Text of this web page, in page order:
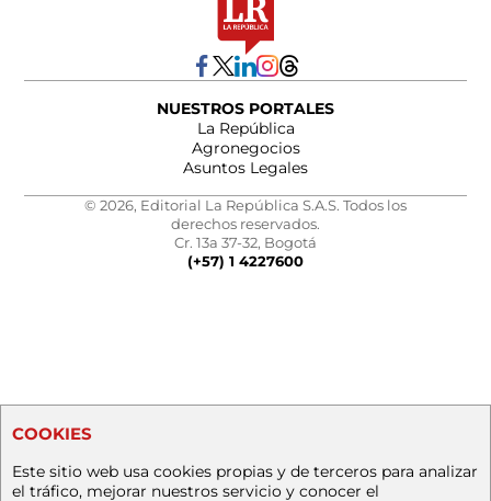
NUESTROS PORTALES
La República
Agronegocios
Asuntos Legales
© 2026, Editorial La República S.A.S. Todos los
derechos reservados.
Cr. 13a 37-32, Bogotá
(+57) 1 4227600
COOKIES
Este sitio web usa cookies propias y de terceros para analizar
el tráfico, mejorar nuestros servicio y conocer el